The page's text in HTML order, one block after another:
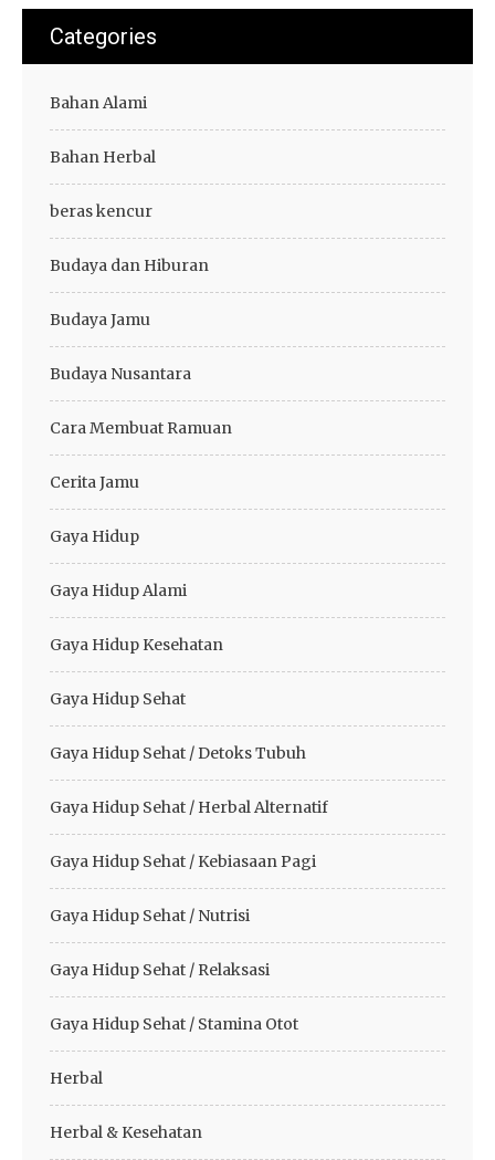
Categories
Bahan Alami
Bahan Herbal
beras kencur
Budaya dan Hiburan
Budaya Jamu
Budaya Nusantara
Cara Membuat Ramuan
Cerita Jamu
Gaya Hidup
Gaya Hidup Alami
Gaya Hidup Kesehatan
Gaya Hidup Sehat
Gaya Hidup Sehat / Detoks Tubuh
Gaya Hidup Sehat / Herbal Alternatif
Gaya Hidup Sehat / Kebiasaan Pagi
Gaya Hidup Sehat / Nutrisi
Gaya Hidup Sehat / Relaksasi
Gaya Hidup Sehat / Stamina Otot
Herbal
Herbal & Kesehatan